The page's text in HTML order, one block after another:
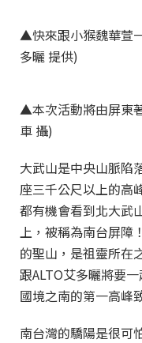
▲快來跟小猴魏華萱
多曬 提供)
▲本次活動將由屏東
車 攝)
大武山是中央山脈陷
座三千公尺以上的高
都有機會看到北大武
上，被稱為南台屏障
的聖山，是祖靈所在
跟ALTO艾多曬將要
國境之南的第一高峰
南台灣的驕陽是很可